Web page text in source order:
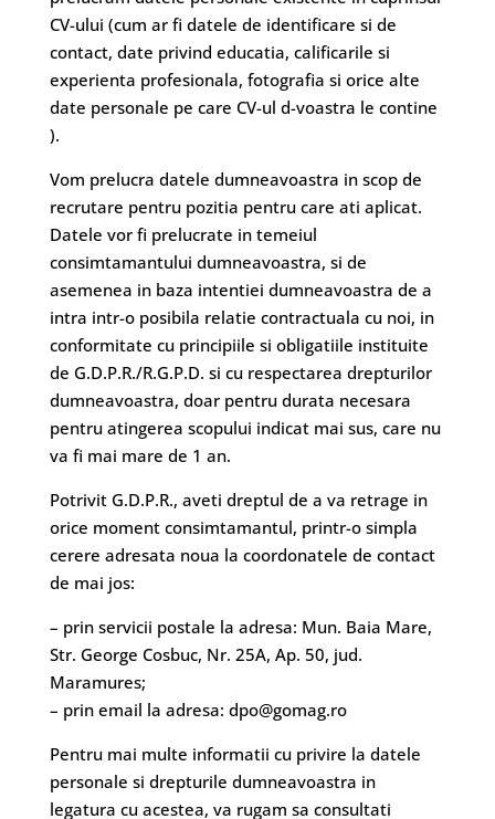
CV-ului (cum ar fi datele de identificare si de
contact, date privind educatia, calificarile si
experienta profesionala, fotografia si orice alte
date personale pe care CV-ul d-voastra le contine
).
Vom prelucra datele dumneavoastra in scop de
recrutare pentru pozitia pentru care ati aplicat.
Datele vor fi prelucrate in temeiul
consimtamantului dumneavoastra, si de
asemenea in baza intentiei dumneavoastra de a
intra intr-o posibila relatie contractuala cu noi, in
conformitate cu principiile si obligatiile instituite
de G.D.P.R./R.G.P.D. si cu respectarea drepturilor
dumneavoastra, doar pentru durata necesara
pentru atingerea scopului indicat mai sus, care nu
va fi mai mare de 1 an.
Potrivit G.D.P.R., aveti dreptul de a va retrage in
orice moment consimtamantul, printr-o simpla
cerere adresata noua la coordonatele de contact
de mai jos:
– prin servicii postale la adresa: Mun. Baia Mare,
Str. George Cosbuc, Nr. 25A, Ap. 50, jud.
Maramures;
– prin email la adresa: dpo@gomag.ro
Pentru mai multe informatii cu privire la datele
personale si drepturile dumneavoastra in
legatura cu acestea, va rugam sa consultati